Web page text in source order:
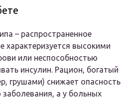
– распространенное
характеризуется высокими
или неспособностью
инсулин. Рацион, богатый
грушами) снижает опасность
заболевания, а у больных